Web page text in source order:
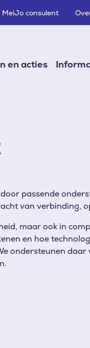
MeiJo consulent
en acties
passende
van verbinding,
maar ook in
en hoe
ondersteunen